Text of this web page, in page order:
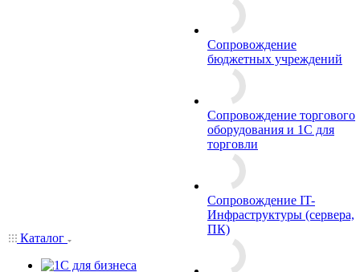
Каталог
Сопровождение
бюджетных учреждений
Сопровождение торгового
оборудования и 1С для
торговли
Сопровождение IT-
Инфраструктуры (сервера,
ПК)